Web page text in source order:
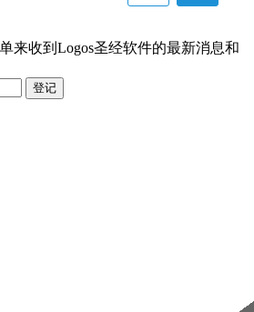
来收到Logos圣经软件的最新消息和
登记